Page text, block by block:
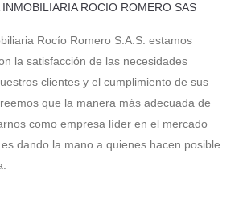
ROCIO ROMERO SAS
Rocío Romero S.A.S. estamos
la satisfacción de las necesidades
clientes y el cumplimiento de sus
que la manera más adecuada de
como empresa líder en el mercado
dando la mano a quienes hacen posible